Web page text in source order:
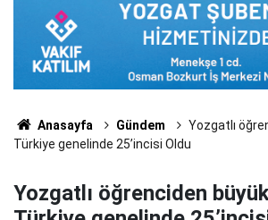
Anasayfa Gündem
Yozgatlı
Türkiye genelinde 25’incisi Oldu
Yozgatlı öğrenciden